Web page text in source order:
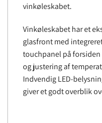
vinkøleskabet.
Vinkøleskabet har et
glasfront med
touchpanel på
og justering af
Indvendig LED-
giver et godt overblik